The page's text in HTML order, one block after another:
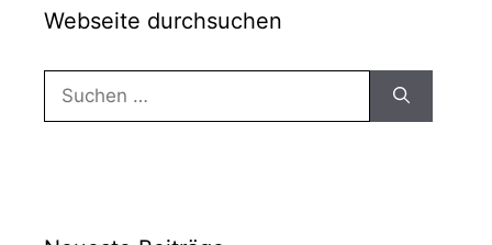
Webseite durchsuchen
nach: